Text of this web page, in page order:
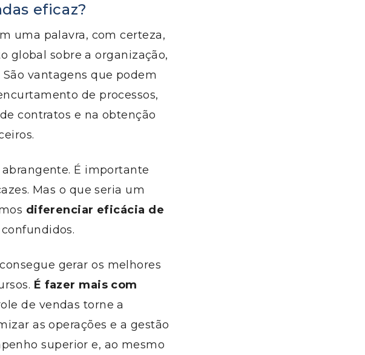
eficaz?
uma palavra, com certeza,
global sobre a organização,
São vantagens que podem
de processos,
contratos e na obtenção
É importante
Mas o que seria um
diferenciar eficácia de
gerar os melhores
É fazer mais com
de vendas torne a
as operações e a gestão
superior e, ao mesmo